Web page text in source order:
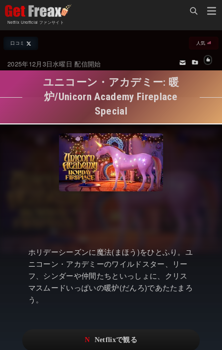
Netflix Unofficial ファンサイト
Netflix新着作品
オールジャンル
海外ドラマ・シリーズ
国内TV番組・ドラマ
国内映画
アジアTV番組・ドラマ
Netflixオリジナル作品
リアリティ
配信終了予定の作品
海外ドラマ・ラインナップ
Netflix 人気ランキング
Netflix 全作品ラインナップ
Netflix配信作品カスタム検索
トレンド
Netflix Video
…
口コミ 人気
2025年12月3日水曜日 配信開始
ユニコーン・アカデミー: 暖
炉/Unicorn Academy Fireplace
Special
ホリデーシーズンに魔法(まほう)をひとふり。ユ
ニコーン・アカデミーのワイルドスター、リー
フ、シンダーや仲間たちといっしょに、クリス
マスムードいっぱいの暖炉(だんろ)であたたまろ
う。